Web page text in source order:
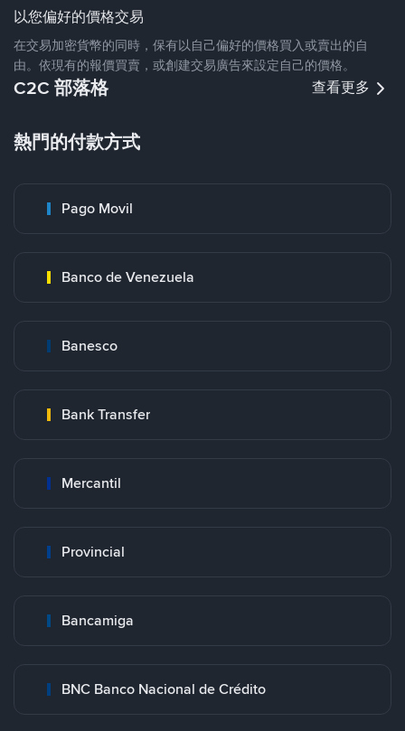
以您偏好的價格交易
在交易加密貨幣的同時，保有以自己偏好的價格買入或賣出的自
由。依現有的報價買賣，或創建交易廣告來設定自己的價格。
C2C 部落格 查看更多
熱門的付款方式
Pago Movil
Banco de Venezuela
Banesco
Bank Transfer
Mercantil
Provincial
Bancamiga
BNC Banco Nacional de Crédito